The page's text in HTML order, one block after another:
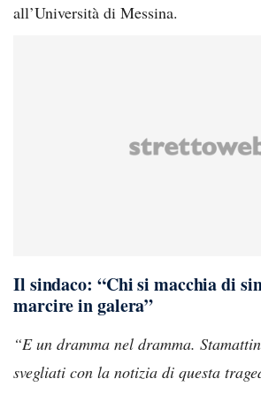
all’Università di Messina.
Il sindaco: “Chi si macchia di
marcire in galera”
“E un dramma nel dramma.
svegliati con la notizia di questa